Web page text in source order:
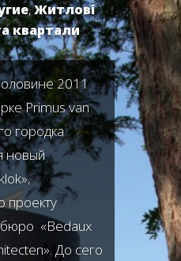
,Житлові
квартали
2011
Primus van
городка
новый
проекту
бюро «Bedaux
До сего